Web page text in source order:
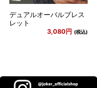
デュアルオーバルブレス
レット
3,080円 (税込)